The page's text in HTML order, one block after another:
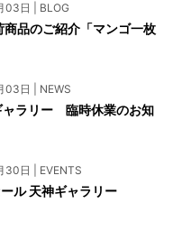
03日 | BLOG
商品のご紹介「マンゴ一枚
03日 | NEWS
ラリー 臨時休業のお知
30日 | EVENTS
ル 天神ギャラリー